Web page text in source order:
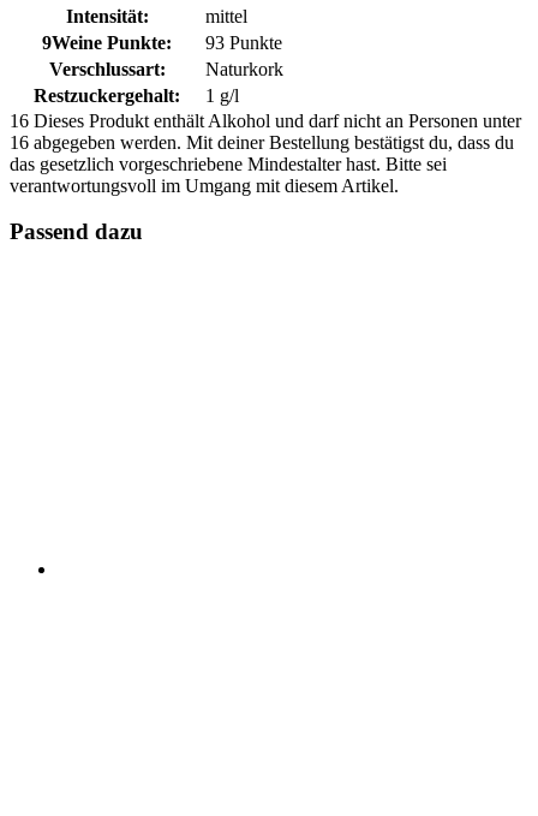
Intensität:
mittel
9Weine Punkte:
93 Punkte
Verschlussart:
Naturkork
Restzuckergehalt:
1 g/l
16 Dieses Produkt enthält Alkohol und darf nicht an Personen unter
16 abgegeben werden. Mit deiner Bestellung bestätigst du, dass du
das gesetzlich vorgeschriebene Mindestalter hast. Bitte sei
verantwortungsvoll im Umgang mit diesem Artikel.
Passend dazu